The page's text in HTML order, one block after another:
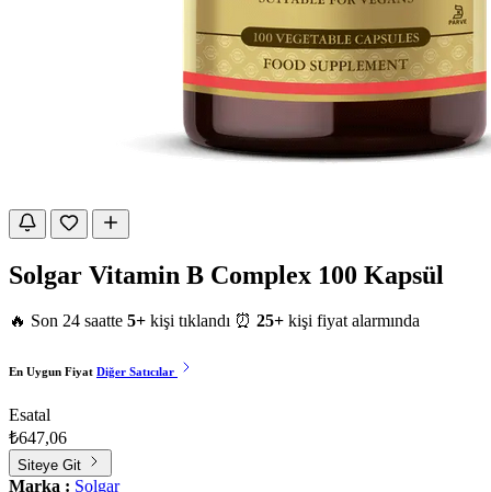
Solgar Vitamin B Complex 100 Kapsül
🔥 Son 24 saatte 5+ kişi tıklandı ⏰ 25+ kişi fiyat alarmında
En Uygun Fiyat Diğer Satıcılar
Esatal
₺647,06
Siteye Git
Marka : Solgar